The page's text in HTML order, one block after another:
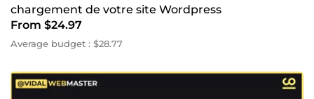
chargement de votre site Wordpress
From $24.97
Average budget : $28.77